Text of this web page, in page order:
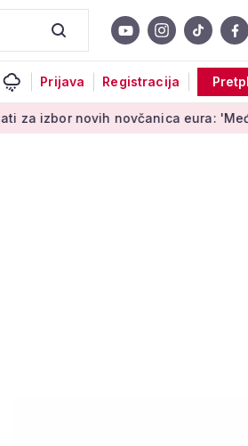
Prijava Registracija
novčanica eura: 'Među